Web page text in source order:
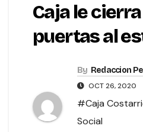
Caja le
puertas al
By Redaccion
OCT 26, 2020
#Caja
Social